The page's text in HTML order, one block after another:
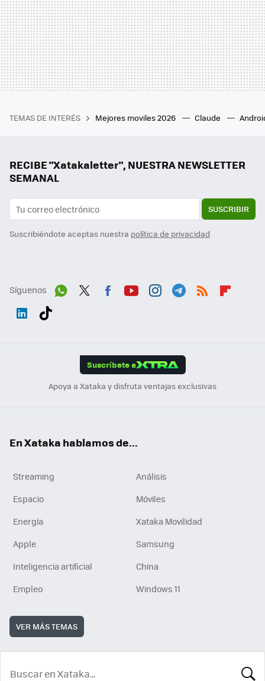
TEMAS DE INTERÉS Mejores moviles 2026 Claude
RECIBE "Xatakaletter", NUESTRA NEWSLETTER
SEMANAL
SUSCRIBIR
Suscribiéndote aceptas nuestra política de privacidad
Síguenos
Suscríbete a
Apoya a Xataka y disfruta ventajas exclusivas
En Xataka hablamos de...
Streaming
Análisis
Espacio
Móviles
Energía
Xataka Movilidad
Apple
Samsung
Inteligencia artificial
China
Empleo
Windows 11
VER MÁS TEMAS